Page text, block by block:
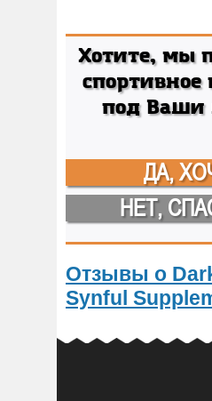
Хотите, мы
спортивное
под Ваши
ДА,
НЕТ,
Отзывы о
Synful